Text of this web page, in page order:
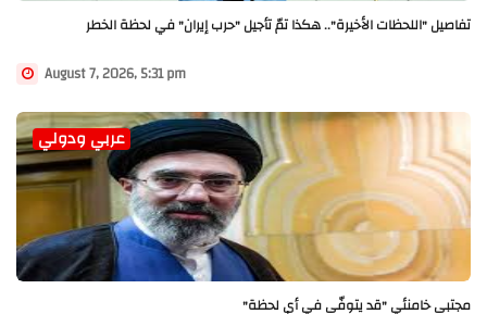
تفاصيل "اللحظات الأخيرة".. هكذا تمّ تأجيل "حرب إيران" في لحظة الخطر
August 7, 2026, 5:31 pm
عربي ودولي
مجتبى خامنئي "قد يتوفّى في أي لحظة"